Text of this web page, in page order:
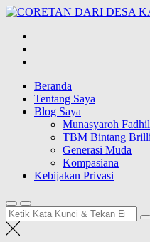
Lompat
konten
Blog Wong Ndeso yang ingin
Beranda
Tentang Saya
Blog Saya
Munasyaroh
TBM Bintang
Generasi Muda
Kompasiana
Kebijakan Privasi
Pencarian
untuk: